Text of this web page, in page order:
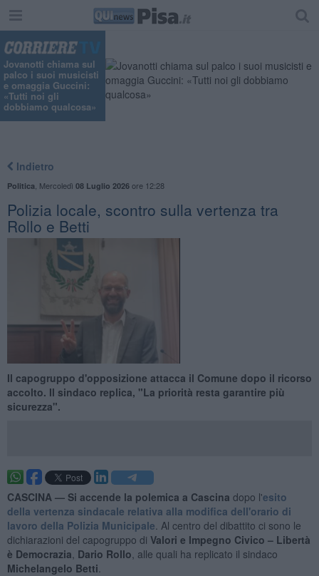
Jovanotti chiama sul
palco i suoi musicisti
e omaggia Guccini:
«Tutti noi gli
dobbiamo qualcosa»
Indietro
Politica Mercoledì 08 Luglio 2026ore 12:28
Polizia locale, scontro sulla vertenza tra
Rollo e Betti
Il capogruppo d'opposizione attacca il Comune dopo il ricorso
accolto. Il sindaco replica, "La priorità resta garantire più
sicurezza".
CASCINA — Si accende la polemica a Cascina dopo l'esito
della vertenza sindacale relativa alla modifica dell'orario di
lavoro della Polizia Municipale . Al centro del dibattito ci sono le
dichiarazioni del capogruppo di Valori e Impegno Civico – Libertà
è Democrazia Dario Rollo , alle quali ha replicato il sindaco
Michelangelo Betti